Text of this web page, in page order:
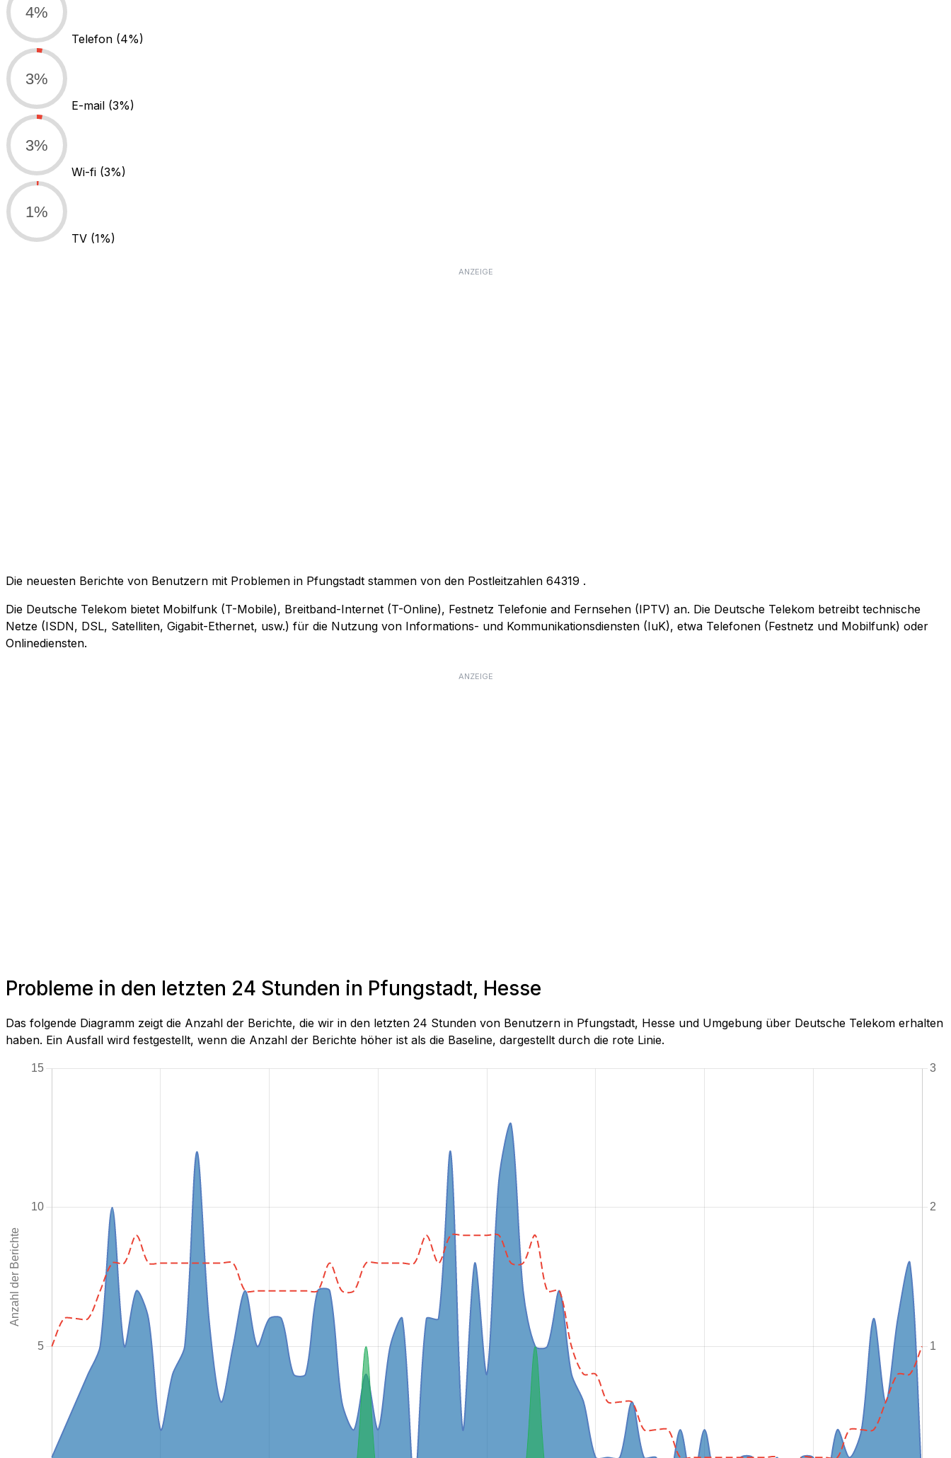
4%
Telefon (4%)
3%
E-mail (3%)
3%
Wi-fi (3%)
1%
TV (1%)
ANZEIGE
Die neuesten Berichte von Benutzern mit Problemen in Pfungstadt stammen von den Postleitzahlen 64319 .
Die Deutsche Telekom bietet Mobilfunk (T-Mobile), Breitband-Internet (T-Online), Festnetz Telefonie and Fernsehen (IPTV) an. Die Deutsche Telekom betreibt technische
Netze (ISDN, DSL, Satelliten, Gigabit-Ethernet, usw.) für die Nutzung von Informations- und Kommunikationsdiensten (IuK), etwa Telefonen (Festnetz und Mobilfunk) oder
Onlinediensten.
ANZEIGE
Probleme in den letzten 24 Stunden in Pfungstadt, Hesse
Das folgende Diagramm zeigt die Anzahl der Berichte, die wir in den letzten 24 Stunden von Benutzern in Pfungstadt, Hesse und Umgebung über Deutsche Telekom erhalten
haben. Ein Ausfall wird festgestellt, wenn die Anzahl der Berichte höher ist als die Baseline, dargestellt durch die rote Linie.